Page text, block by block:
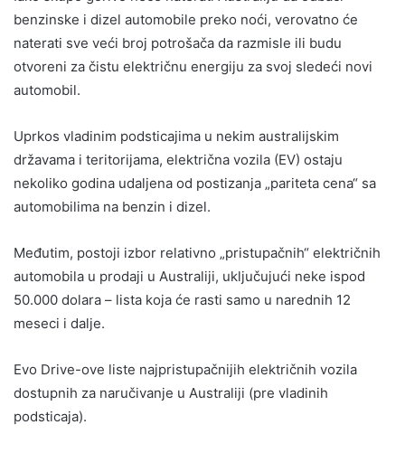
benzinske i dizel automobile preko noći, verovatno će
naterati sve veći broj potrošača da razmisle ili budu
otvoreni za čistu električnu energiju za svoj sledeći novi
automobil.
Uprkos vladinim podsticajima u nekim australijskim
državama i teritorijama, električna vozila (EV) ostaju
nekoliko godina udaljena od postizanja „pariteta cena“ sa
automobilima na benzin i dizel.
Međutim, postoji izbor relativno „pristupačnih“ električnih
automobila u prodaji u Australiji, uključujući neke ispod
50.000 dolara – lista koja će rasti samo u narednih 12
meseci i dalje.
Evo Drive-ove liste najpristupačnijih električnih vozila
dostupnih za naručivanje u Australiji (pre vladinih
podsticaja).